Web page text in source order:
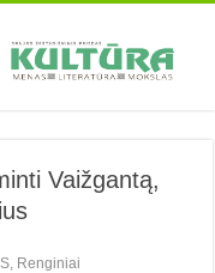
Vaižgantą,
, Renginiai